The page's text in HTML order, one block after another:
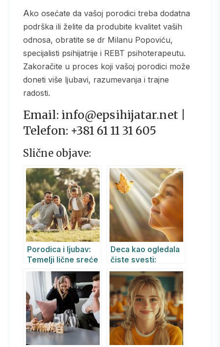
Ako osećate da vašoj porodici treba dodatna
podrška ili želite da produbite kvalitet vaših
odnosa, obratite se dr Milanu Popoviću,
specijalisti psihijatrije i REBT psihoterapeutu.
Zakoračite u proces koji vašoj porodici može
doneti više ljubavi, razumevanja i trajne
radosti.
Email: info@epsihijatar.net|
Telefon: +381 61 11 31 605
Slične objave:
Porodica i ljubav:
Temelji lične sreće
i društvenog
zdravlja
Deca kao ogledala
čiste svesti:
Samadhi u
najčistijem obliku